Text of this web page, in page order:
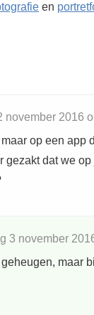
en
november 2016
op een app
gezakt dat we
3 november
maar